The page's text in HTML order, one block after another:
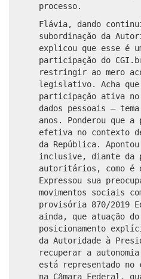
processo.
Flávia, dando
subordinação da
explicou que esse é
participação do
restringir ao mero
legislativo. Acha
participação ativa no
dados pessoais –
anos. Ponderou que
efetiva no contexto de
da República.
inclusive, diante da
autoritários, como é o
Expressou sua
movimentos sociais
provisória 870/2019
ainda, que atuação
posicionamento
da Autoridade à
recuperar a
está representado
na Câmara Federal,